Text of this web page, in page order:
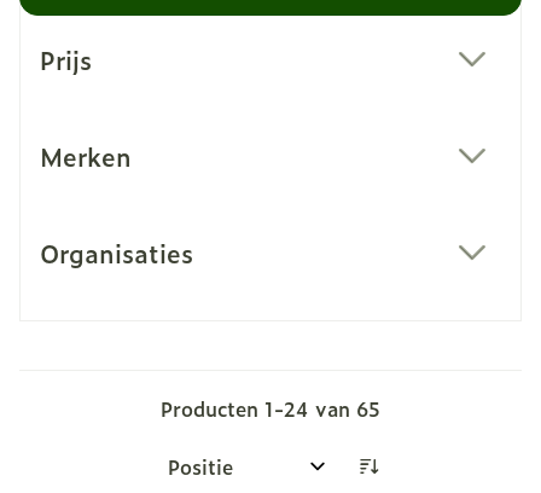
Prijs
Merken
Organisaties
Producten 1-24 van 65
Sorteer op: